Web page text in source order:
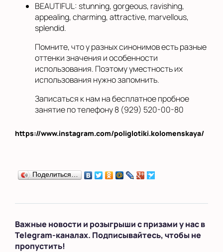
BEAUTIFUL: stunning, gorgeous, ravishing,
appealing, charming, attractive, marvellous,
splendid.
Помните, что у разных синонимов есть разные
оттенки значения и особенности
использования. Поэтому уместность их
использования нужно запомнить.
Записаться к нам на бесплатное пробное
занятие по телефону 8 (929) 520-00-80
https://www.instagram.com/poliglotiki.kolomenskaya/
Поделиться…
Важные новости и розыгрыши с призами у нас в
Telegram-каналах. Подписывайтесь, чтобы не
пропустить!